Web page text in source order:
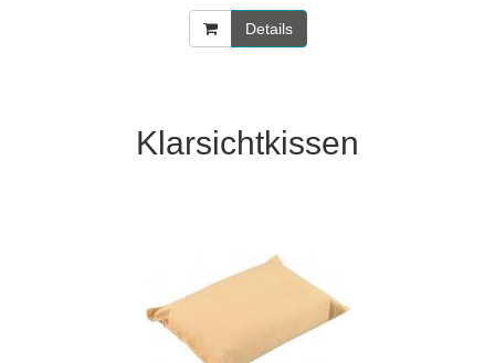
Details
Klarsichtkissen